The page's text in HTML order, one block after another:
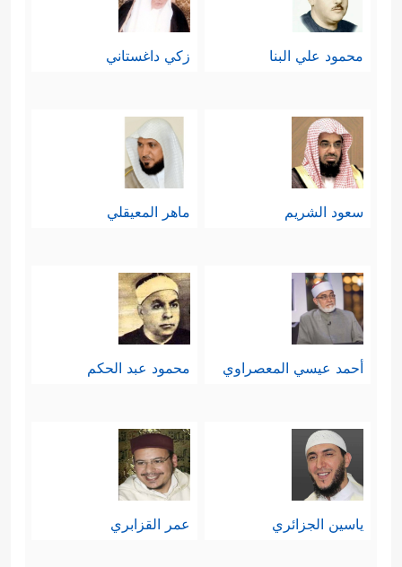
محمود علي البنا زكي داغستاني
سعود الشريم ماهر المعيقلي
أحمد عيسي المعصراوي محمود عبد الحكم
ياسين الجزائري عمر القزابري